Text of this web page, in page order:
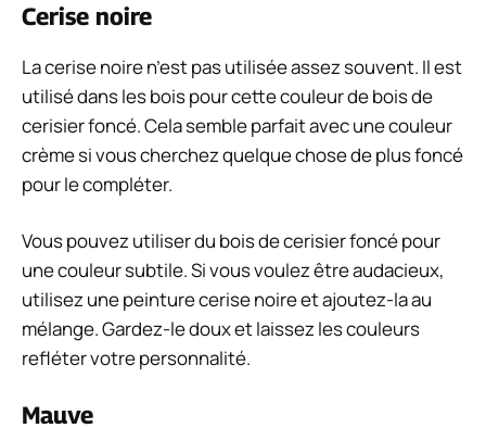
Cerise noire
La cerise noire n’est pas utilisée assez souvent. Il est
utilisé dans les bois pour cette couleur de bois de
cerisier foncé. Cela semble parfait avec une couleur
crème si vous cherchez quelque chose de plus foncé
pour le compléter.
Vous pouvez utiliser du bois de cerisier foncé pour
une couleur subtile. Si vous voulez être audacieux,
utilisez une peinture cerise noire et ajoutez-la au
mélange. Gardez-le doux et laissez les couleurs
refléter votre personnalité.
Mauve